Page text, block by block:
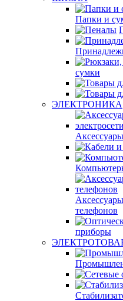
Папки и
сумки
ЭЛЕКТРОНИКА
телефонов
приборы